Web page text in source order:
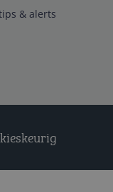
& alerts